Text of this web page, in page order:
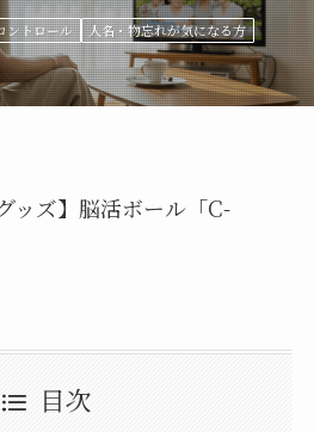
ントロール
人名・物忘れが気になる方
ッズ】脳活ボール「C-
目次